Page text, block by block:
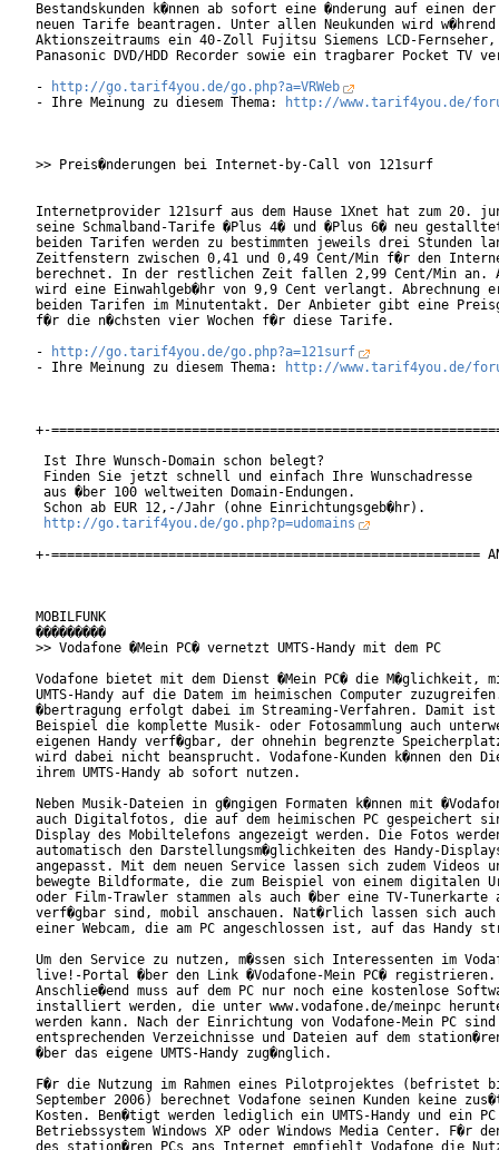
Bestandskunden k�nnen ab sofort eine �nderung auf einen
neuen Tarife beantragen. Unter allen Neukunden wird w�hrend
Aktionszeitraums ein 40-Zoll Fujitsu Siemens LCD-
Panasonic DVD/HDD Recorder sowie ein tragbarer Pocket TV
-
http://go.tarif4you.de/go.php?a=VRWeb
- Ihre Meinung zu diesem Thema:
http://www.tarif4you.de/
>> Preis�nderungen bei Internet-by-Call von 121surf
Internetprovider 121surf aus dem Hause 1Xnet hat zum 20.
seine Schmalband-Tarife �Plus 4� und �Plus 6� neu
beiden Tarifen werden zu bestimmten jeweils drei Stunden
Zeitfenstern zwischen 0,41 und 0,49 Cent/Min f�r den
berechnet. In der restlichen Zeit fallen 2,99 Cent/Min an.
wird eine Einwahlgeb�hr von 9,9 Cent verlangt. Abrechnung
beiden Tarifen im Minutentakt. Der Anbieter gibt eine
f�r die n�chsten vier Wochen f�r diese Tarife.
-
http://go.tarif4you.de/go.php?a=121surf
- Ihre Meinung zu diesem Thema:
http://www.tarif4you.de/
+-
Ist Ihre Wunsch-Domain schon belegt?
Finden Sie jetzt schnell und einfach Ihre Wunschadresse
aus �ber 100 weltweiten Domain-Endungen.
Schon ab EUR 12,-/Jahr (ohne Einrichtungsgeb�hr).
http://go.tarif4you.de/go.php?p=udomains
+-=======================================================
MOBILFUNK
���������
>> Vodafone �Mein PC� vernetzt UMTS-Handy mit dem PC
Vodafone bietet mit dem Dienst �Mein PC� die M�glichkeit,
UMTS-Handy auf die Datem im heimischen Computer
�bertragung erfolgt dabei im Streaming-Verfahren. Damit ist
Beispiel die komplette Musik- oder Fotosammlung auch
eigenen Handy verf�gbar, der ohnehin begrenzte
wird dabei nicht beansprucht. Vodafone-Kunden k�nnen den
ihrem UMTS-Handy ab sofort nutzen.
Neben Musik-Dateien in g�ngigen Formaten k�nnen mit
auch Digitalfotos, die auf dem heimischen PC gespeichert
Display des Mobiltelefons angezeigt werden. Die Fotos
automatisch den Darstellungsm�glichkeiten des Handy-
angepasst. Mit dem neuen Service lassen sich zudem Videos
bewegte Bildformate, die zum Beispiel von einem digitalen
oder Film-Trawler stammen als auch �ber eine TV-Tunerkarte
verf�gbar sind, mobil anschauen. Nat�rlich lassen sich
einer Webcam, die am PC angeschlossen ist, auf das Handy
Um den Service zu nutzen, m�ssen sich Interessenten im
live!-Portal �ber den Link �Vodafone-Mein PC� registrieren.
Anschlie�end muss auf dem PC nur noch eine kostenlose
installiert werden, die unter www.vodafone.de/meinpc
werden kann. Nach der Einrichtung von Vodafone-Mein PC
entsprechenden Verzeichnisse und Dateien auf dem
�ber das eigene UMTS-Handy zug�nglich.
F�r die Nutzung im Rahmen eines Pilotprojektes (befristet
September 2006) berechnet Vodafone seinen Kunden keine
Kosten. Ben�tigt werden lediglich ein UMTS-Handy und ein PC
Betriebssystem Windows XP oder Windows Media Center. F�r
des station�ren PCs ans Internet empfiehlt Vodafone die